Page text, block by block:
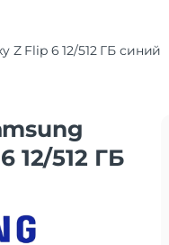
Z Flip 6 12/512 ГБ синий
12/512 ГБ